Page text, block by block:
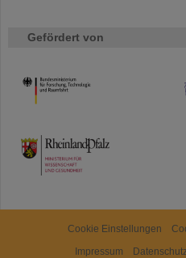
Gefördert von
HMWK
TMWWDG
Cookie Einstellungen
Impressum